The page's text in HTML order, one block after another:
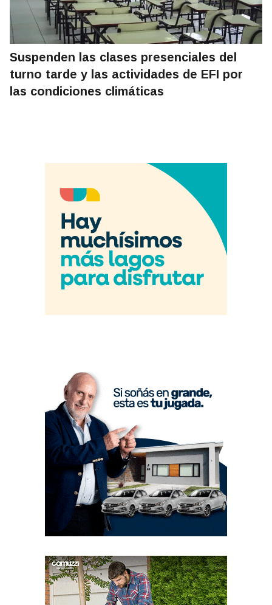
Suspenden las clases presenciales del
turno tarde y las actividades de EFI por
las condiciones climáticas